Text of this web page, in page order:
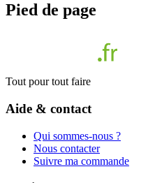
Pied de page
Tout pour tout faire
Aide & contact
Qui sommes-nous ?
Nous contacter
Suivre ma commande